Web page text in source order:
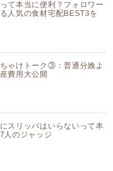
て本当に便利？フォロワー
人気の食材宅配BEST3を
ゃけトーク③：普通分娩よ
費用大公開
スリッパはいらないって本
人のジャッジ